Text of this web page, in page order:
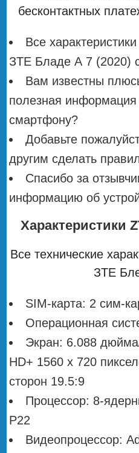
бесконтактных
Все
ЗТЕ Бладе А 7 (2020)
Вам известны
полезная информация
смартфону?
Добавьте
другим сделать
Спасибо за
информацию об
Характеристики
Все технические
ЗТЕ
SIM-карта: 2 сим-
Операционная
Экран: 6.088
HD+ 1560 x 720
сторон 19.5:9
Процессор: 8-
P22
Видеопроцессор: